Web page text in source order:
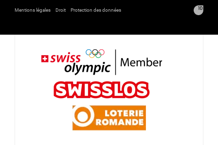
Mentions légales Droit Protection des données